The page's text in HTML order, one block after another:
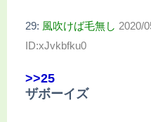
29: 風吹けば毛無し 2020/
ID:xJvkbfku0
>>25
ザボーイズ